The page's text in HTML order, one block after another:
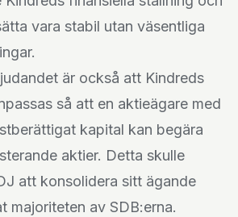
vara stabil utan väsentliga
är också att Kindreds
så att en aktieägare med
kapital kan begära
aktier. Detta skulle
att konsolidera sitt ägande
majoriteten av SDB:erna.